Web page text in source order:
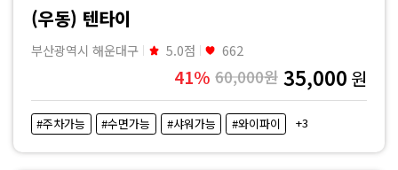
마
짱
(우동) 텐타이
부산광역시 해운대구 5.0점 662
41% 60,000원 35,000 원
#주차가능 #수면가능 #샤워가능 #와이파이 +3